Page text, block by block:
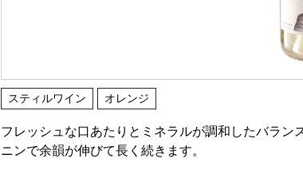
スティルワイン オレンジ
フレッシュな口あたりとミネラルが調和したバラ
ニンで余韻が伸びて長く続きます。